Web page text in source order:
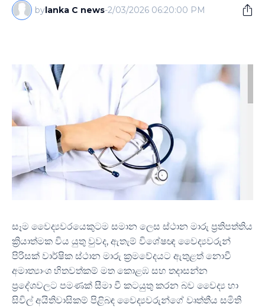
bylanka C news-2/03/2026 06:20:00 PM
සෑම වෛද්‍යවරයෙකුටම සමාන ලෙස ස්ථාන මාරු ප්‍රතිපත්තිය
ක්‍රියාත්මක විය යුතු වුවද, ඇතැම් විශේෂඥ වෛද්‍යවරුන්
පිරිසක් වාර්ෂික ස්ථාන මාරු ක්‍රමවේදයට ඇතුළත් නොවී
අමාත්‍යාංශ හිතවත්කම් මත කොළඹ සහ තදාසන්න
ප්‍රදේශවලට පමණක් සීමා වී කටයුතු කරන බව වෛද්‍ය හා
සිවිල් අයිතිවාසිකම් පිළිබඳ වෛද්‍යවරුන්ගේ වෘත්තීය සමිති